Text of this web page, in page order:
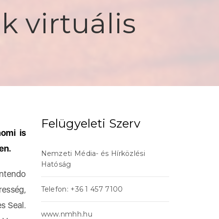
virtuális
is
Seal.
Felügyeleti Szerv
Nemzeti Média- és Hírközlési
Hatóság
Telefon: +36 1 457 7100
www.nmhh.hu